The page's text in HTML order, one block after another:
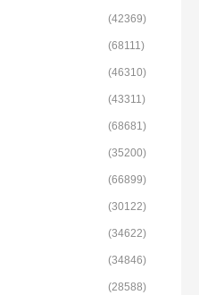
(42369)
(68111)
(46310)
(43311)
(68681)
(35200)
(66899)
(30122)
(34622)
(34846)
(28588)